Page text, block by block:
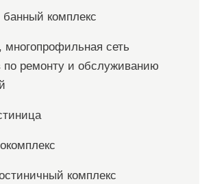
банный комплекс
многопрофильная сеть
по ремонту и обслуживанию
комплекс